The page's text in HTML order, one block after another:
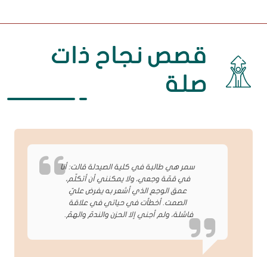
قصص نجاح ذات
صلة
سمر هي طالبة في كلية الصيدلة قالت: أنا
في قمّة وجعي، ولا يمكنني أن أتكلّم،
عمق الوجع الذي أشعر به يفرض عليّ
الصمت. أخطأت في حياتي في علاقة
فاشلة، ولم أجني إلا الحزن والندمّ والهمّ.